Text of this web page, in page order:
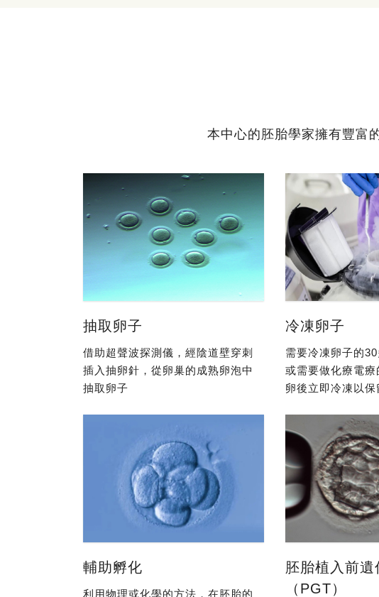
本中心的胚胎學家擁有豐富
抽取卵子
借助超聲波探測儀，經陰道壁穿刺
插入抽卵針，從卵巢的成熟卵泡中
抽取卵子
冷凍卵子
需要冷凍卵子的30
或需要做化療電療
卵後立即冷凍以保
輔助孵化
利用物理或化學的方法，在胚胎的
胚胎植入前遺
（PGT）